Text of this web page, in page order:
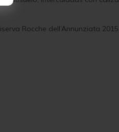
Rocche dell’Annunziata